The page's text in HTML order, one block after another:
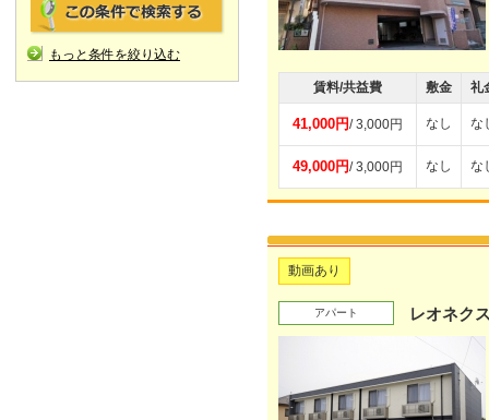
もっと条件を絞り込む
賃料/共益費 敷金 礼
41,000円/ 3,000円 なし な
49,000円/ 3,000円 なし な
動画あり
アパート レオネク